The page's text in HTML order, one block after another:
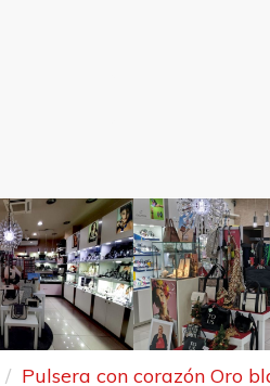
Pulsera con corazón Oro